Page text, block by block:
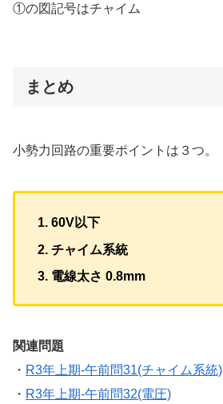
①の図記号はチャイム
まとめ
小勢力回路の重要ポイントは３つ。
60V以下
チャイム系統
電線太さ 0.8mm
関連問題
・ R3年上期-午前問31(チャイム系統)
・ R3年上期-午前問32(電圧)